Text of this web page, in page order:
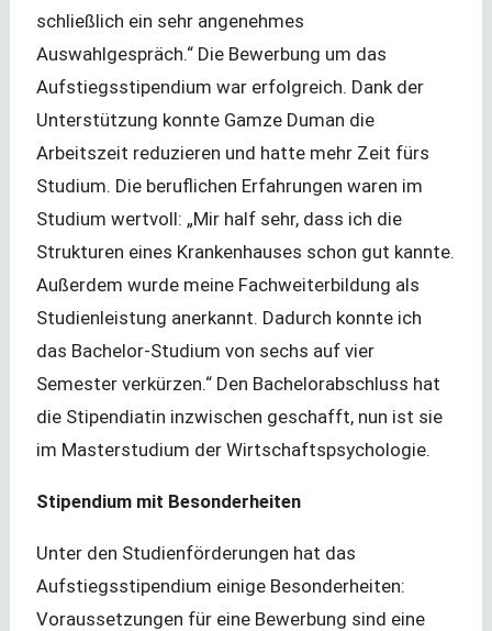
schließlich ein sehr angenehmes
Auswahlgespräch.“ Die Bewerbung um das
Aufstiegsstipendium war erfolgreich. Dank der
Unterstützung konnte Gamze Duman die
Arbeitszeit reduzieren und hatte mehr Zeit fürs
Studium. Die beruflichen Erfahrungen waren im
Studium wertvoll: „Mir half sehr, dass ich die
Strukturen eines Krankenhauses schon gut kannte.
Außerdem wurde meine Fachweiterbildung als
Studienleistung anerkannt. Dadurch konnte ich
das Bachelor-Studium von sechs auf vier
Semester verkürzen.“ Den Bachelorabschluss hat
die Stipendiatin inzwischen geschafft, nun ist sie
im Masterstudium der Wirtschaftspsychologie.
Stipendium mit Besonderheiten
Unter den Studienförderungen hat das
Aufstiegsstipendium einige Besonderheiten:
Voraussetzungen für eine Bewerbung sind eine